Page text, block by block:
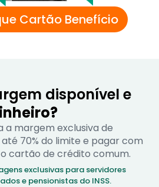
Cartão Benefício
disponível e
a margem exclusiva de
70% do limite e pagar com
cartão de crédito comum.
exclusivas para servidores
e pensionistas do INSS.